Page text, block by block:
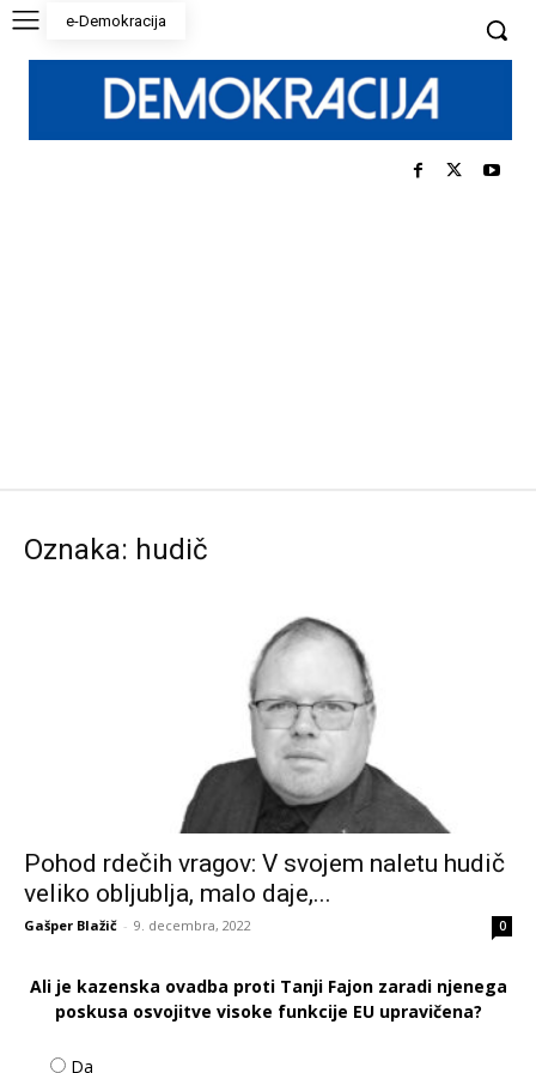
e-Demokracija
Oznaka: hudič
Pohod rdečih vragov: V svojem naletu hudič
veliko obljublja, malo daje,...
Gašper Blažič - 9. decembra, 2022 0
Ali je kazenska ovadba proti Tanji Fajon zaradi njenega
poskusa osvojitve visoke funkcije EU upravičena?
Da